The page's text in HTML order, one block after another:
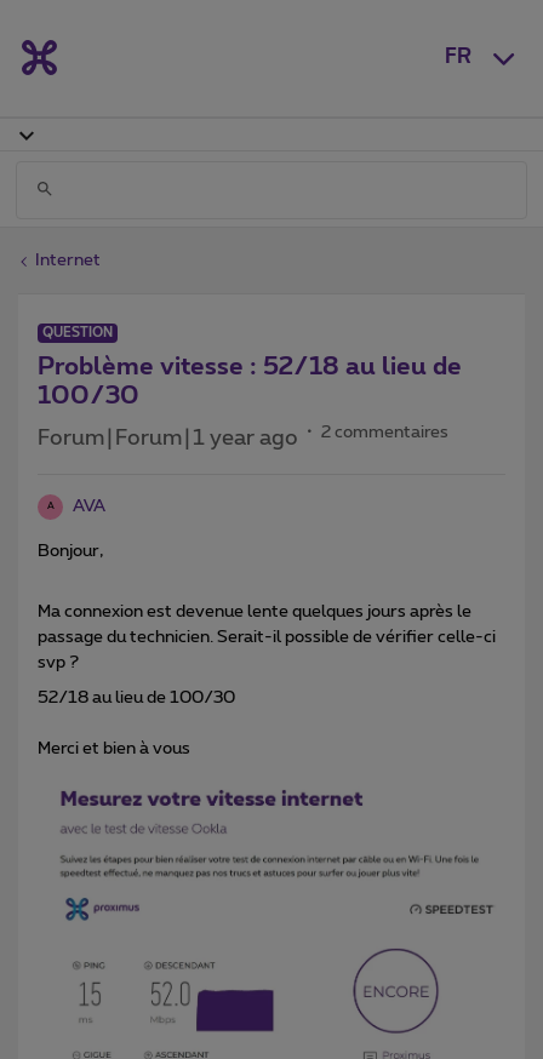
FR
Internet
QUESTION
Problème vitesse : 52/18 au lieu de
100/30
Forum|Forum|1 year ago 2 commentaires
A AVA
Bonjour,
Ma connexion est devenue lente quelques jours après le
passage du technicien. Serait-il possible de vérifier celle-ci
svp ?
52/18 au lieu de 100/30
Merci et bien à vous